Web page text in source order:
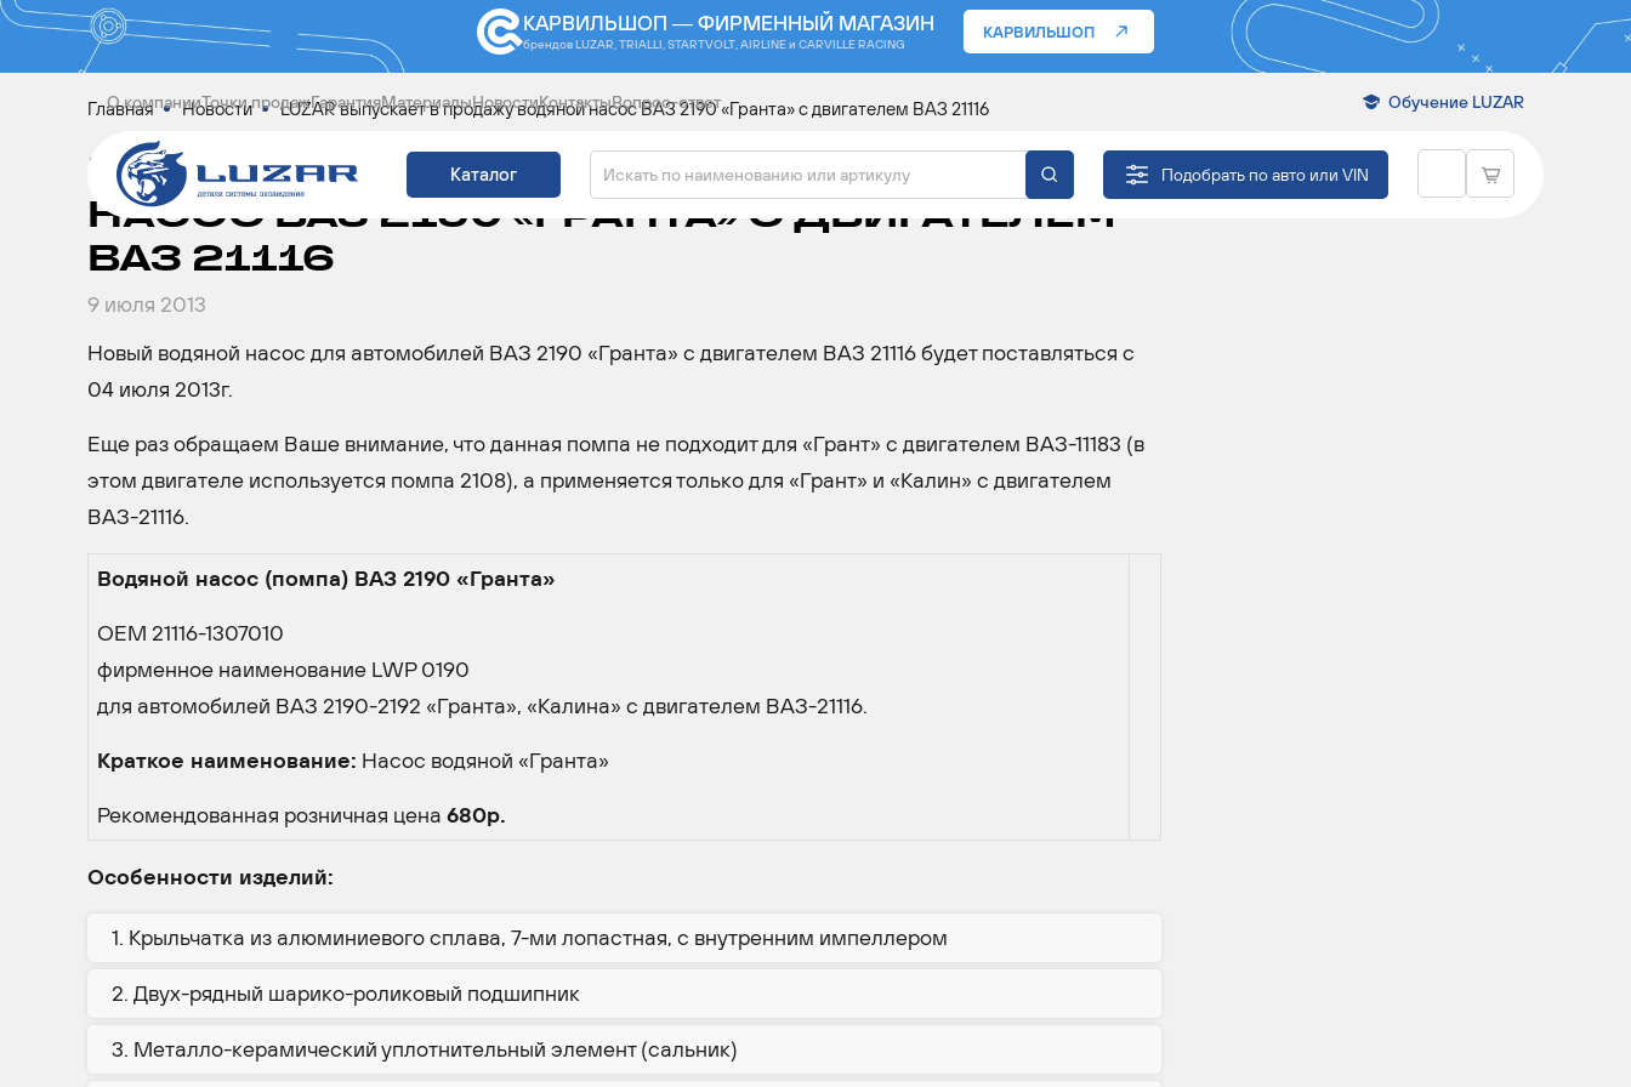
КАРВИЛЬШОП — ФИРМЕННЫЙ МАГАЗИН
брендовLUZAR, TRIALLI, STARTVOLT, AIRLINE и CARVILLE RACING
КАРВИЛЬШОП
О компанииТочки продажГарантияМатериалыНовостиКонтактыВопрос-ответ Обучение LUZAR
Каталог Подобрать по авто или VIN
Главная Новости LUZAR выпускает в продажу водяной насос ВАЗ 2190 «Гранта» с двигателем ВАЗ 21116
LUZAR ВЫПУСКАЕТ В ПРОДАЖУ ВОДЯНОЙ
НАСОС ВАЗ 2190 «ГРАНТА» С ДВИГАТЕЛЕМ
ВАЗ 21116
9 июля 2013
Новый водяной насос для автомобилей ВАЗ 2190 «Гранта» с двигателем ВАЗ 21116 будет поставляться с
04 июля 2013г.
Еще раз обращаем Ваше внимание, что данная помпа не подходит для «Грант» с двигателем ВАЗ-11183 (в
этом двигателе используется помпа 2108), а применяется только для «Грант» и «Калин» с двигателем
ВАЗ-21116.
Водяной насос (помпа) ВАЗ 2190 «Гранта»
OEM 21116-1307010
фирменное наименование LWP 0190
для автомобилей ВАЗ 2190-2192 «Гранта», «Калина» с двигателем ВАЗ-21116.
Краткое наименование: Насос водяной «Гранта»
Рекомендованная розничная цена 680р.
Особенности изделий:
Крыльчатка из алюминиевого сплава, 7-ми лопастная, с внутренним импеллером
Двух-рядный шарико-роликовый подшипник
Металло-керамический уплотнительный элемент (сальник)